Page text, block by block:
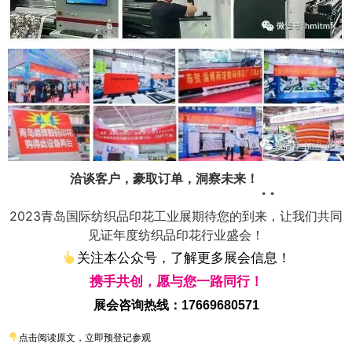
洽谈客户，豪取订单，洞察未来！
2023青岛国际纺织品印花工业展期待您的到来，让我们共同
见证年度纺织品印花行业盛会！
关注本公众号，了解更多展会信息！
携手共创，愿与您一路同行！
展会咨询热线：17669680571
点击阅读原文，立即预登记参观